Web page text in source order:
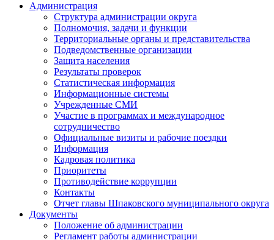
Администрация
Структура администрации округа
Полномочия, задачи и функции
Территориальные органы и представительства
Подведомственные организации
Защита населения
Результаты проверок
Статистическая информация
Информационные системы
Учрежденные СМИ
Участие в программах и международное
сотрудничество
Официальные визиты и рабочие поездки
Информация
Кадровая политика
Приоритеты
Противодействие коррупции
Контакты
Отчет главы Шпаковского муниципального округа
Документы
Положение об администрации
Регламент работы администрации